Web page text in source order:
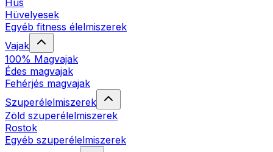
Hús
Hüvelyesek
Egyéb fitness élelmiszerek
Vajak
100% Magvajak
Édes magvajak
Fehérjés magvajak
Szuperélelmiszerek
Zöld szuperélelmiszerek
Rostok
Egyéb szuperélelmiszerek